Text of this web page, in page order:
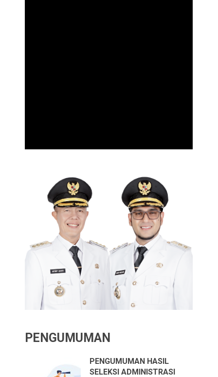
PENGUMUMAN
PENGUMUMAN HASIL
SELEKSI ADMINISTRASI